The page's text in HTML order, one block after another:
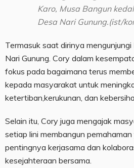
Karo, Musa Bangun
Desa Nari Gunung.(ist/
Termasuk saat dirinya
Nari Gunung. Cory dalam
fokus pada bagaimana terus
kepada masyarakat untuk
ketertiban,kerukunan, dan
Selain itu, Cory juga mengajak
setiap lini membangun
pentingnya kerjasama dan
kesejahteraan bersama.